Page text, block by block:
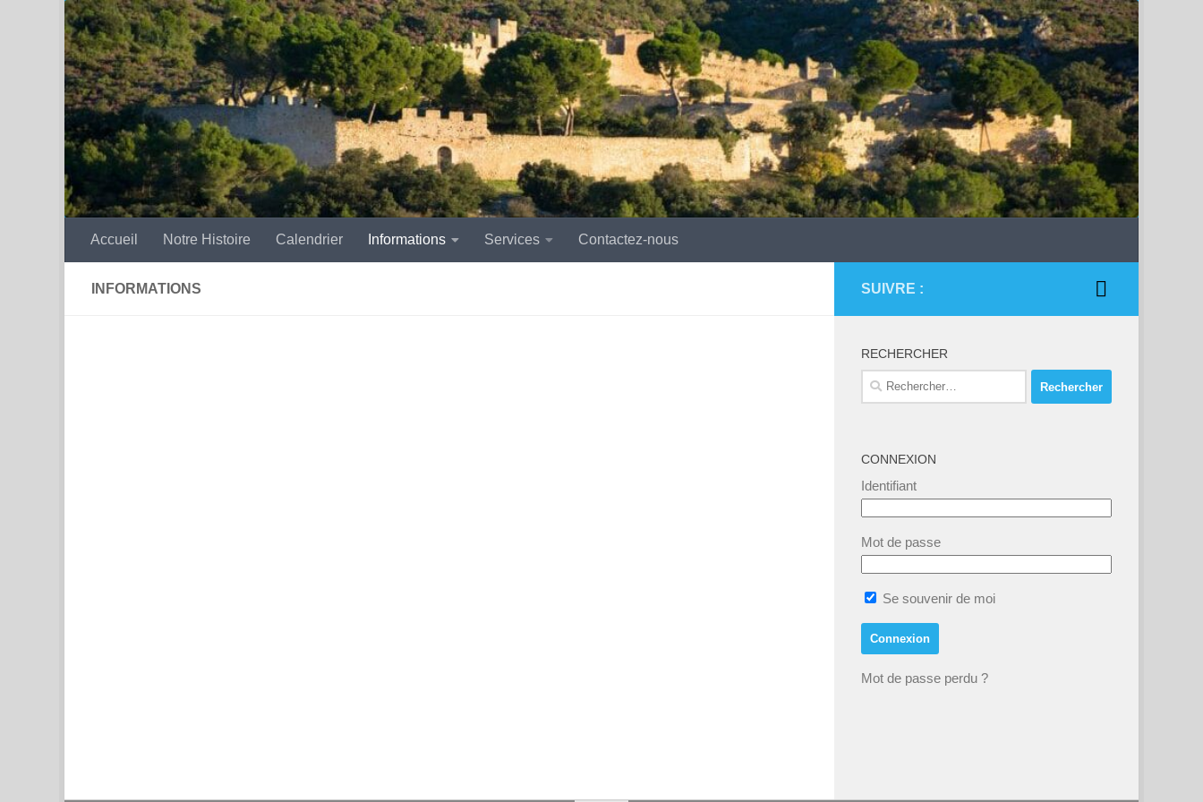
Skip to content
Accueil Notre Histoire Calendrier Informations Services Contactez-nous
INFORMATIONS SUIVRE :
RECHERCHER
Rechercher :
CONNEXION
Identifiant
Mot de passe
Se souvenir de moi
Mot de passe perdu ?